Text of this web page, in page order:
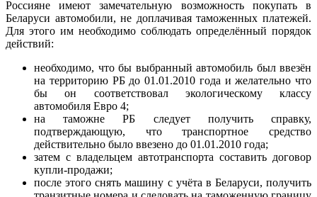
Россияне имеют замечательную возможность покупать в
Беларуси автомобили, не доплачивая таможенных платежей.
Для этого им необходимо соблюдать определённый порядок
действий:
необходимо, что бы выбранный автомобиль был ввезён
на территорию РБ до 01.01.2010 года и желательно что
бы он соответствовал экологическому классу
автомобиля Евро 4;
на таможне РБ следует получить справку,
подтверждающую, что транспортное средство
действительно было ввезено до 01.01.2010 года;
затем с владельцем автотранспорта составить договор
купли-продажи;
после этого снять машину с учёта в Беларуси, получить